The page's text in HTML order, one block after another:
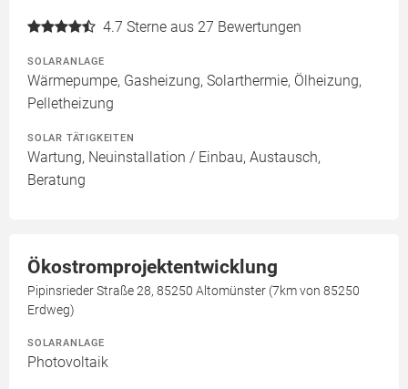
4.7 Sterne aus 27 Bewertungen
SOLARANLAGE
Wärmepumpe, Gasheizung, Solarthermie, Ölheizung,
Pelletheizung
SOLAR TÄTIGKEITEN
Wartung, Neuinstallation / Einbau, Austausch,
Beratung
Ökostromprojektentwicklung
Pipinsrieder Straße 28, 85250 Altomünster (7km von 85250
Erdweg)
SOLARANLAGE
Photovoltaik